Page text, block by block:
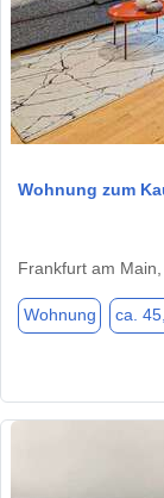
Wohnung zum
Frankfurt am
Wohnung ca.